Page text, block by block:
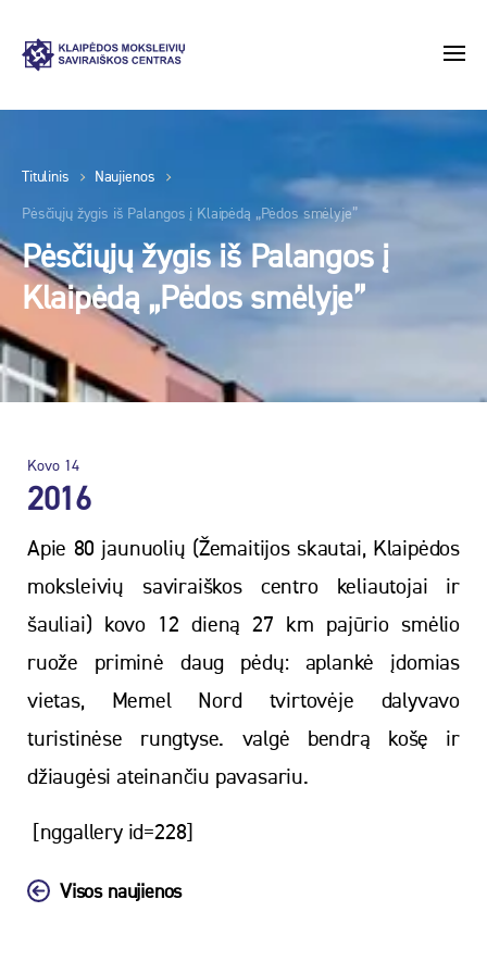
Titulinis Naujienos
Pėsčiųjų žygis iš Palangos į Klaipėdą „Pėdos smėlyje”
Pėsčiųjų žygis iš Palangos į
Klaipėdą „Pėdos smėlyje”
Kovo 14
2016
Apie 80 jaunuolių (Žemaitijos skautai, Klaipėdos
moksleivių saviraiškos centro keliautojai ir
šauliai) kovo 12 dieną 27 km pajūrio smėlio
ruože priminė daug pėdų: aplankė įdomias
vietas, Memel Nord tvirtovėje dalyvavo
turistinėse rungtyse. valgė bendrą košę ir
džiaugėsi ateinančiu pavasariu.
[nggallery id=228]
Visos naujienos